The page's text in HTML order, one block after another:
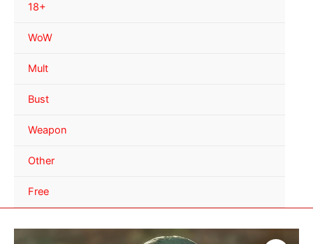
18+
WoW
Mult
Bust
Weapon
Other
Free